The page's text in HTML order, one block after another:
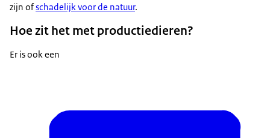
zijn ofschadelijk voor de natuur.
Hoe zit het met productiedieren?
Er is ook een